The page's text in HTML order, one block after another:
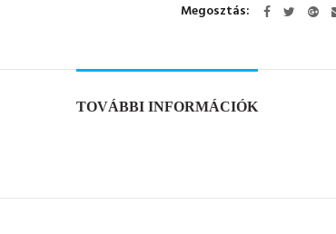
Megosztás
TOVÁBBI INFORMÁCIÓK